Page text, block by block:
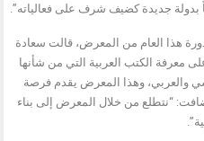
بدولة جديدة كضيف شرف على فعالياته”.
فرنسياً في دورة هذا العام من المعرض، قالت سعادة
معرفة الكتب العربية التي من شأنها
والعربي، وهذا المعرض يقدم فرصة
“نتطلع من خلال المعرض إلى بناء